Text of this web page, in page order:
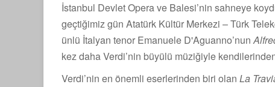
İstanbul Devlet Opera ve Balesi’nin sahneye
geçtiğimiz gün Atatürk Kültür Merkezi – Türk
ünlü İtalyan tenor Emanuele D'Aguanno’nun
kez daha Verdi’nin büyülü müziğiyle
Verdi’nin en önemli eserlerinden biri olan La